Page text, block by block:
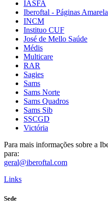
IASFA
Iberoftal - Páginas
INCM
Instituo CUF
José de Mello Saúde
Médis
Multicare
RAR
Sagies
Sams
Sams Norte
Sams Quadros
Sams Sib
SSCGD
Victória
Para mais informações sobre a
para:
geral@iberoftal.com
Links
Sede